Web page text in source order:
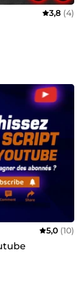
3,8 (4)
5,0 (10)